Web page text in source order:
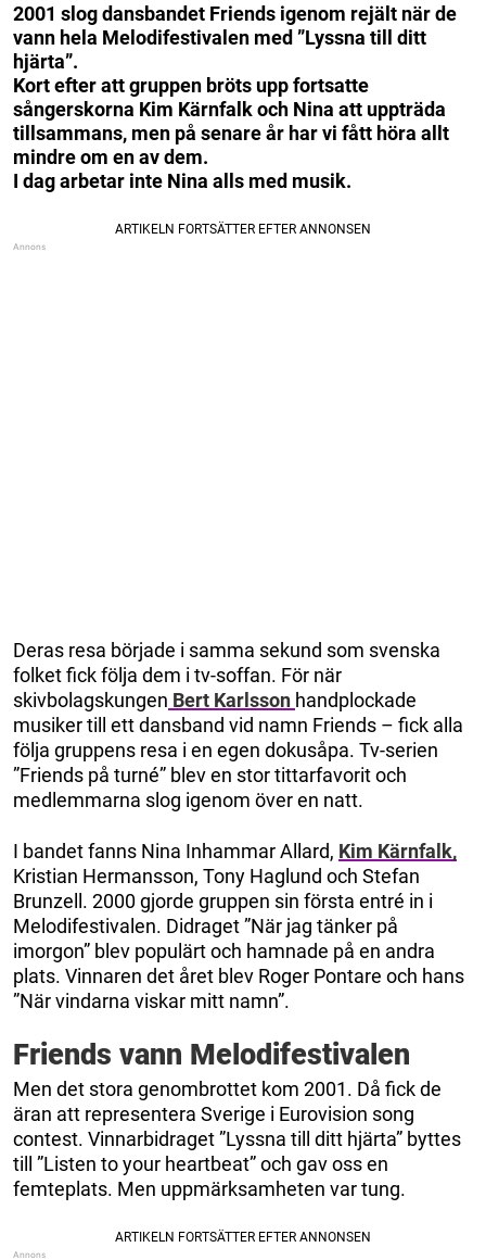
2001 slog dansbandet Friends igenom rejält när de
vann hela Melodifestivalen med ”Lyssna till ditt
hjärta”.
Kort efter att gruppen bröts upp fortsatte
sångerskorna Kim Kärnfalk och Nina att uppträda
tillsammans, men på senare år har vi fått höra allt
mindre om en av dem.
I dag arbetar inte Nina alls med musik.
Deras resa började i samma sekund som svenska
folket fick följa dem i tv-soffan. För när
skivbolagskungen Bert Karlsson handplockade
musiker till ett dansband vid namn Friends – fick alla
följa gruppens resa i en egen dokusåpa. Tv-serien
”Friends på turné” blev en stor tittarfavorit och
medlemmarna slog igenom över en natt.
I bandet fanns Nina Inhammar Allard, Kim Kärnfalk,
Kristian Hermansson, Tony Haglund och Stefan
Brunzell. 2000 gjorde gruppen sin första entré in i
Melodifestivalen. Didraget ”När jag tänker på
imorgon” blev populärt och hamnade på en andra
plats. Vinnaren det året blev Roger Pontare och hans
”När vindarna viskar mitt namn”.
Friends vann Melodifestivalen
Men det stora genombrottet kom 2001. Då fick de
äran att representera Sverige i Eurovision song
contest. Vinnarbidraget ”Lyssna till ditt hjärta” byttes
till ”Listen to your heartbeat” och gav oss en
femteplats. Men uppmärksamheten var tung.